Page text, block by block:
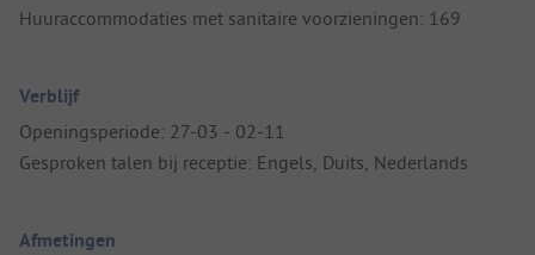
Huuraccommodaties met sanitaire voorzieningen: 169
Verblijf
Openingsperiode: 27-03 - 02-11
Gesproken talen bij receptie: Engels, Duits, Nederlands
Afmetingen